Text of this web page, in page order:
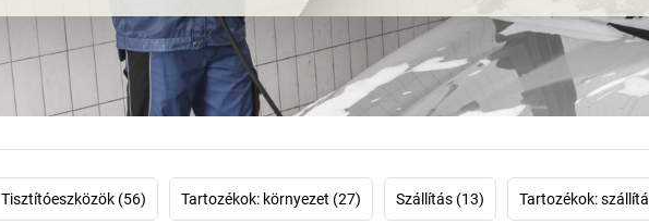
a cég profilja a
Ez helyes
kétséges
Fedezze fel
porszívókat, a
Tisztítóeszközök (56) Tartozékok: környezet (27) Szállítás (13) Tartozékok: